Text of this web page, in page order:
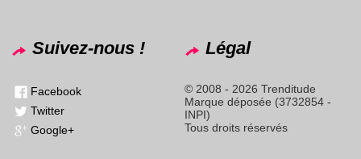
Suivez-nous !
Facebook
Twitter
Google+
Légal
© 2008 - 2026 Trenditude
Marque déposée (3732854 -
INPI)
Tous droits réservés